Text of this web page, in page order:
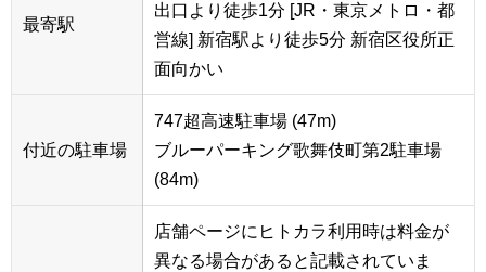
最寄駅
出口より徒歩1分 [JR・東京メトロ・都
営線] 新宿駅より徒歩5分 新宿区役所正
面向かい
付近の駐車場
747超高速駐車場 (47m)
ブルーパーキング歌舞伎町第2駐車場
(84m)
店舗ページにヒトカラ利用時は料金が
異なる場合があると記載されていま